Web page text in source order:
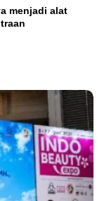
menjadi alat